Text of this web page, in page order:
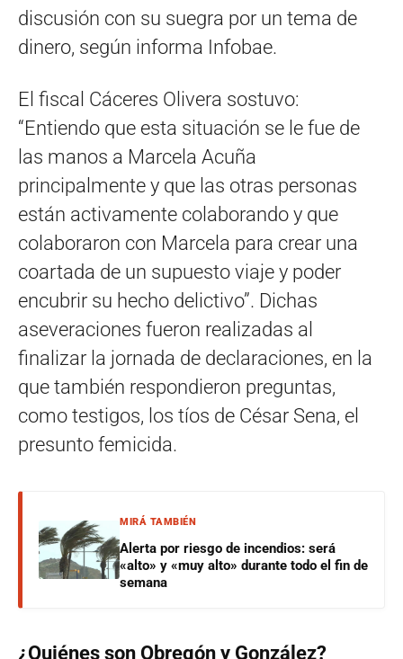
discusión con su suegra por un tema de
dinero, según informa Infobae.
El fiscal Cáceres Olivera sostuvo:
“Entiendo que esta situación se le fue de
las manos a Marcela Acuña
principalmente y que las otras personas
están activamente colaborando y que
colaboraron con Marcela para crear una
coartada de un supuesto viaje y poder
encubrir su hecho delictivo”. Dichas
aseveraciones fueron realizadas al
finalizar la jornada de declaraciones, en la
que también respondieron preguntas,
como testigos, los tíos de César Sena, el
presunto femicida.
MIRÁ TAMBIÉN
Alerta por riesgo de incendios: será
«alto» y «muy alto» durante todo el fin de
semana
¿Quiénes son Obregón y González?